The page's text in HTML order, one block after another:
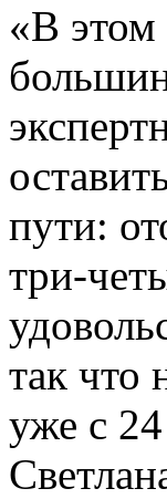
«В этом
пути:
три-
так что
уже с 24